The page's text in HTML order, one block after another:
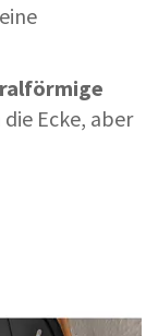
Ecke, aber